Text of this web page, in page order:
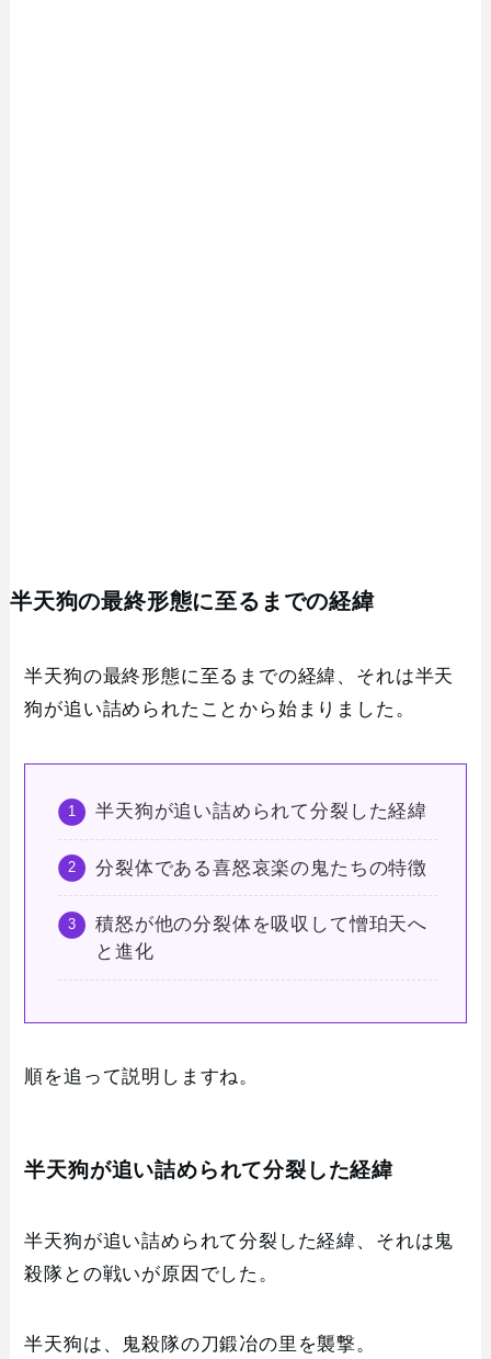
半天狗の最終形態に至るまでの経緯
半天狗の最終形態に至るまでの経緯、それは半天
狗が追い詰められたことから始まりました。
半天狗が追い詰められて分裂した経緯
分裂体である喜怒哀楽の鬼たちの特徴
積怒が他の分裂体を吸収して憎珀天へ
と進化
順を追って説明しますね。
半天狗が追い詰められて分裂した経緯
半天狗が追い詰められて分裂した経緯、それは鬼
殺隊との戦いが原因でした。
半天狗は、鬼殺隊の刀鍛冶の里を襲撃。